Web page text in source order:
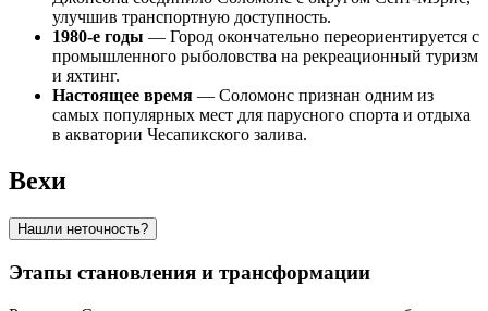
улучшив транспортную доступность.
1980-е годы — Город окончательно переориентируется с
промышленного рыболовства на рекреационный туризм
и яхтинг.
Настоящее время — Соломонс признан одним из
самых популярных мест для парусного спорта и отдыха
в акватории Чесапикского залива.
Вехи
Нашли неточность?
Этапы становления и трансформации